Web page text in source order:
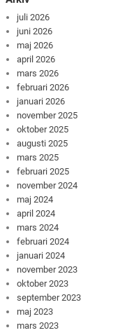
juli 2026
juni 2026
maj 2026
april 2026
mars 2026
februari 2026
januari 2026
november 2025
oktober 2025
augusti 2025
mars 2025
februari 2025
november 2024
maj 2024
april 2024
mars 2024
februari 2024
januari 2024
november 2023
oktober 2023
september 2023
maj 2023
mars 2023